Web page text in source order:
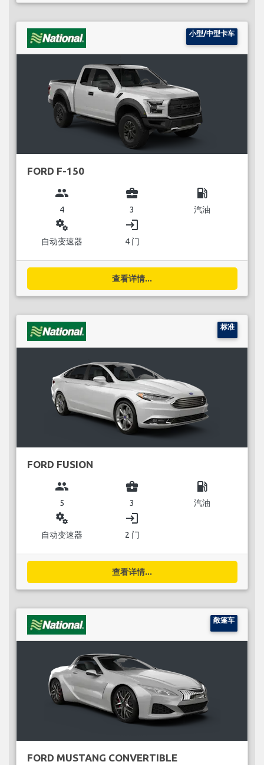
小型/中型卡车
FORD F-150
group
4
business_center
3
local_gas_station
汽油
miscellaneous_services
自动变速器
login
4 门
查看详情...
标准
FORD FUSION
group
5
business_center
3
local_gas_station
汽油
miscellaneous_services
自动变速器
login
2 门
查看详情...
敞篷车
FORD MUSTANG CONVERTIBLE